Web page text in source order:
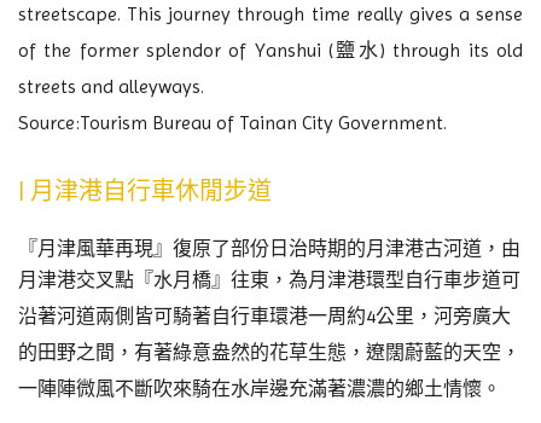
streetscape. This journey through time really gives a sense
of the former splendor of Yanshui (鹽水) through its old
streets and alleyways.
Source:Tourism Bureau of Tainan City Government.
| 月津港自行車休閒步道
『月津風華再現』復原了部份日治時期的月津港古河道，由
月津港交叉點 『水月橋』 往東 ，為月津港環型自行車步道可
沿著河道兩側皆可騎著自行車環港一周約4公里 ，河旁廣大
的田野之間，有著綠意盎然的花草生態，遼闊蔚藍的天空，
一陣陣微風不斷吹來騎在水岸邊充滿著濃濃的鄉土情懷。